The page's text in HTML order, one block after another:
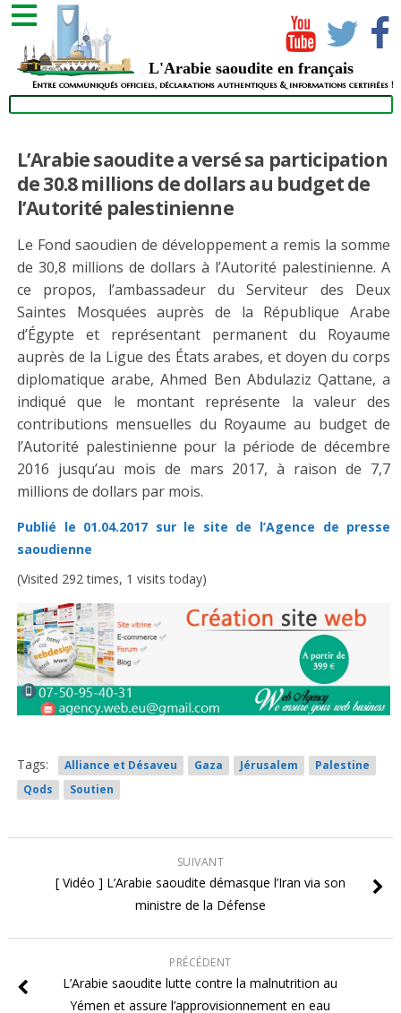
L'Arabie saoudite en français
Entre communiqués officiels, déclarations authentiques & informations certifiées !
L’Arabie saoudite a versé sa participation
de 30.8 millions de dollars au budget de
l’Autorité palestinienne
Le Fond saoudien de développement a remis la somme
de 30,8 millions de dollars à l’Autorité palestinienne. A
ce propos, l’ambassadeur du Serviteur des Deux
Saintes Mosquées auprès de la République Arabe
d’Égypte et représentant permanent du Royaume
auprès de la Ligue des États arabes, et doyen du corps
diplomatique arabe, Ahmed Ben Abdulaziz Qattane, a
indiqué que le montant représente la valeur des
contributions mensuelles du Royaume au budget de
l’Autorité palestinienne pour la période de décembre
2016 jusqu’au mois de mars 2017, à raison de 7,7
millions de dollars par mois.
Publié le 01.04.2017 sur le site de l’Agence de presse
saoudienne
(Visited 292 times, 1 visits today)
Tags: Alliance et Désaveu Gaza Jérusalem
Palestine
Qods
Soutien
SUIVANT
[ Vidéo ] L’Arabie saoudite démasque l’Iran via son
ministre de la Défense
PRÉCÉDENT
L’Arabie saoudite lutte contre la malnutrition au
Yémen et assure l’approvisionnement en eau